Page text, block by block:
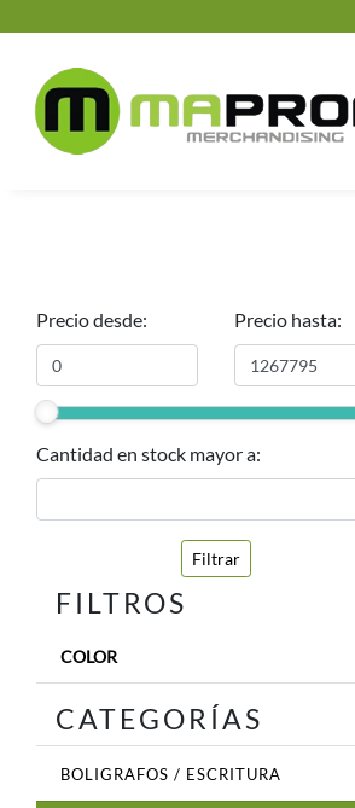
Precio desde: Precio hasta:
Cantidad en stock mayor a:
Filtrar
FILTROS
COLOR
CATEGORÍAS
BOLIGRAFOS / ESCRITURA